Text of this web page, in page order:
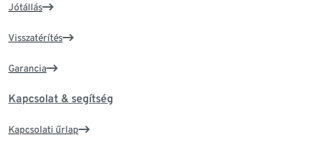
Jótállás
Visszatérítés
Garancia
Kapcsolat & segítség
Kapcsolati űrlap